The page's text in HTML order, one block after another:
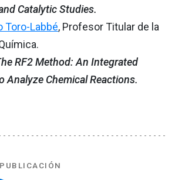
Catalytic Studies.
Toro-Labbé, Profesor Titular de la
RF2 Method: An Integrated
Analyze Chemical Reactions.